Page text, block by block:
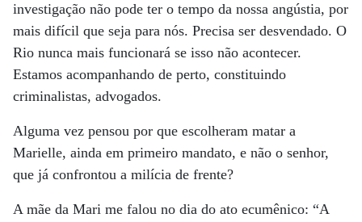
investigação não pode ter o tempo da nossa angústia, por
mais difícil que seja para nós. Precisa ser desvendado. O
Rio nunca mais funcionará se isso não acontecer.
Estamos acompanhando de perto, constituindo
criminalistas, advogados.
Alguma vez pensou por que escolheram matar a
Marielle, ainda em primeiro mandato, e não o senhor,
que já confrontou a milícia de frente?
A mãe da Mari me falou no dia do ato ecumênico: “A